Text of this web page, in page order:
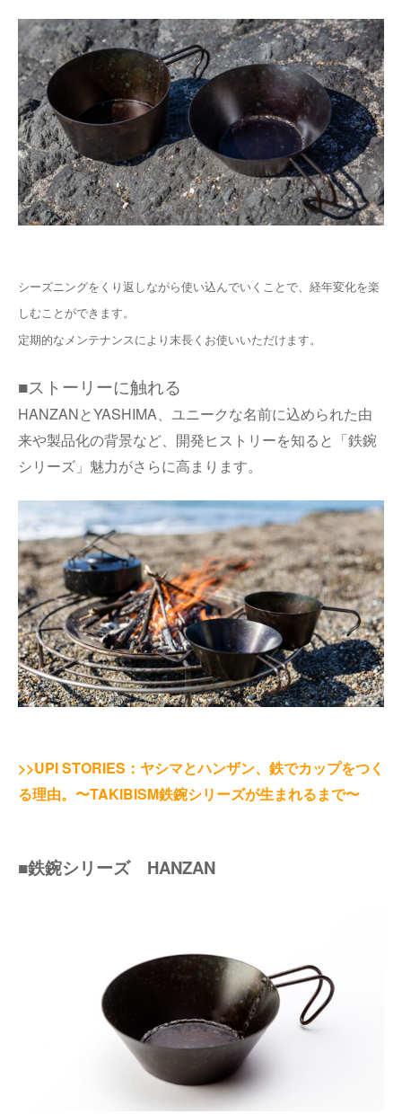
シーズニングをくり返しながら使い込んでいくことで、経年変化を楽
しむことができます。
定期的なメンテナンスにより末長くお使いいただけます。
■ストーリーに触れる
HANZANとYASHIMA、ユニークな名前に込められた由
来や製品化の背景など、開発ヒストリーを知ると「鉄鋺
シリーズ」魅力がさらに高まります。
>>UPI STORIES：ヤシマとハンザン、鉄でカップをつく
る理由。〜TAKIBISM鉄鋺シリーズが生まれるまで〜
■鉄鋺シリーズ HANZAN